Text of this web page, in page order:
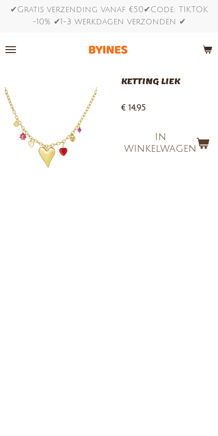
Ga
de
✔Gratis verzending vanaf €50✔Code: TIKTOK
-10% ✔1-3 werkdagen verzonden ✔
KETTING LIEK
€ 14,95
In
winkelwagen